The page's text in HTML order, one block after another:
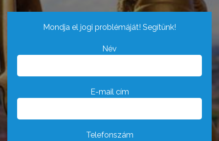
Mondja el jogi problémáját! Segítünk!
Név
E-mail cím
Telefonszám